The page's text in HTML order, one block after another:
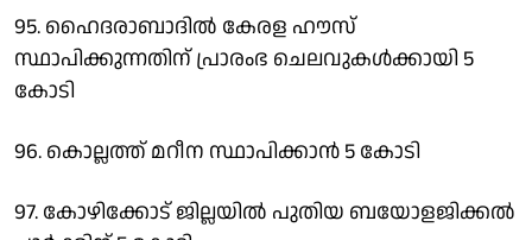
95. ഹൈദരാബാദില്‍ കേരള ഹൗസ്
സ്ഥാപിക്കുന്നതിന് പ്രാരംഭ ചെലവുകള്‍ക്കായി 5
കോടി
96. കൊല്ലത്ത് മറീന സ്ഥാപിക്കാന്‍ 5 കോടി
97. കോഴിക്കോട് ജില്ലയില്‍ പുതിയ ബയോളജിക്കല്‍